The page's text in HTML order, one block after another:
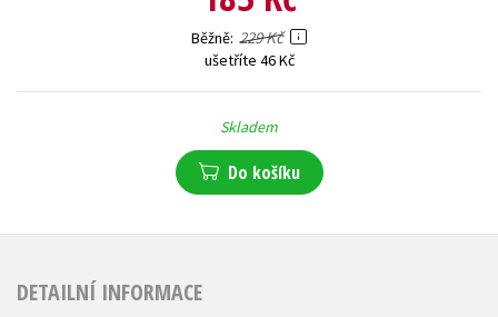
Běžně 229 Kč
ušetříte 46 Kč
Skladem
Do košíku
DETAILNÍ INFORMACE